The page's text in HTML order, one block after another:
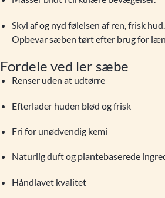
Skyl af og nyd følelsen af ren, frisk hud.
Opbevar sæben tørt efter brug for
Fordele ved ler sæbe
Renser uden at udtørre
Efterlader huden blød og frisk
Fri for unødvendig kemi
Naturlig duft og plantebaserede
Håndlavet kvalitet